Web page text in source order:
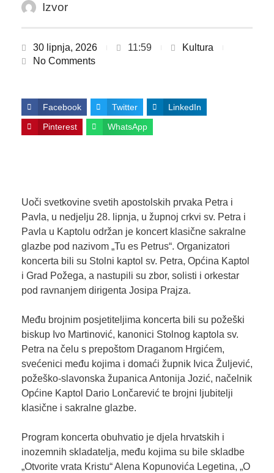
Izvor
30 lipnja, 2026 11:59
Kultura
No Comments
Facebook Twitter LinkedIn
Pinterest WhatsApp
Uoči svetkovine svetih apostolskih prvaka Petra i
Pavla, u nedjelju 28. lipnja, u župnoj crkvi sv. Petra i
Pavla u Kaptolu održan je koncert klasične sakralne
glazbe pod nazivom „Tu es Petrus“. Organizatori
koncerta bili su Stolni kaptol sv. Petra, Općina Kaptol
i Grad Požega, a nastupili su zbor, solisti i orkestar
pod ravnanjem dirigenta Josipa Prajza.
Među brojnim posjetiteljima koncerta bili su požeški
biskup Ivo Martinović, kanonici Stolnog kaptola sv.
Petra na čelu s prepoštom Draganom Hrgićem,
svećenici među kojima i domaći župnik Ivica Žuljević,
požeško-slavonska županica Antonija Jozić, načelnik
Općine Kaptol Dario Lončarević te brojni ljubitelji
klasične i sakralne glazbe.
Program koncerta obuhvatio je djela hrvatskih i
inozemnih skladatelja, među kojima su bile skladbe
„Otvorite vrata Kristu“ Alena Kopunovića Legetina, „O